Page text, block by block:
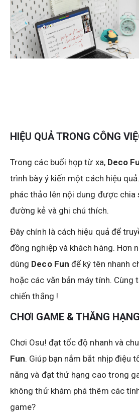
HIỆU QUẢ TRONG CÔNG
Trong các buổi họp từ xa, Deco
trình bày ý kiến một cách hiệu
phác thảo lên nội dung được chia
đường kẻ và ghi chú thích.
Đây chính là cách hiệu quả để
đồng nghiệp và khách hàng. Hơn
dùng Deco Fun để ký tên nhanh
hoặc các văn bản máy tính. Cùng
chiến thắng !
CHƠI GAME & THĂNG HẠNG
Chơi Osu! đạt tốc độ nhanh và
Fun. Giúp bạn nắm bắt nhịp điệu
năng và đạt thứ hạng cao trong
không thử khám phá thêm các
game?